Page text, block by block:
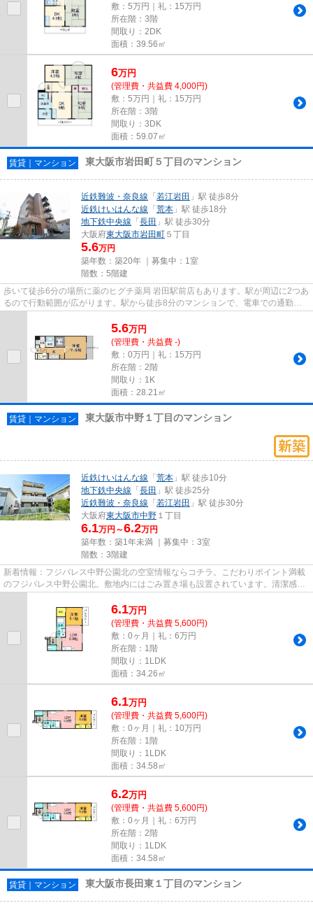
敷：5万円｜礼：15万円
所在階：3階
間取り：2DK
面積：39.56㎡
6万円
(管理費・共益費 4,000円)
敷：5万円｜礼：15万円
所在階：3階
間取り：3DK
面積：59.07㎡
賃貸｜マンション 東大阪市岩田町５丁目のマンション
近鉄難波・奈良線 「若江岩田 」駅 徒歩8分
近鉄けいはんな線 「荒本 」駅 徒歩18分
地下鉄中央線 「長田 」駅 徒歩30分
大阪府東大阪市岩田町 ５丁目
5.6万円
築年数：築20年 ｜募集中： 1室
階数：5階建
歩いて徒歩6分の場所に薬のヒグチ薬局 岩田駅前店もあります。駅が周辺に2つあ
るので行動範囲が広がります。駅から徒歩8分のマンションで、電車での通勤に
も便利な立地です。こちらの...
5.6万円
(管理費・共益費 -)
敷：0万円｜礼：15万円
所在階：2階
間取り：1K
面積：28.21㎡
賃貸｜マンション 東大阪市中野１丁目のマンション
近鉄けいはんな線 「荒本 」駅 徒歩10分
地下鉄中央線 「長田 」駅 徒歩25分
近鉄難波・奈良線 「若江岩田 」駅 徒歩30分
大阪府東大阪市中野 １丁目
6.1万円～6.2万円
築年数：築1年未満 ｜募集中： 3室
階数：3階建
新着情報：フジパレス中野公園北の空室情報ならコチラ。こだわりポイント満載
のフジパレス中野公園北。敷地内にはごみ置き場も設置されています。清潔感の
ある室内が魅力的な2026年築...
6.1万円
(管理費・共益費 5,600円)
敷：0ヶ月｜礼：6万円
所在階：1階
間取り：1LDK
面積：34.26㎡
6.1万円
(管理費・共益費 5,600円)
敷：0ヶ月｜礼：10万円
所在階：1階
間取り：1LDK
面積：34.58㎡
6.2万円
(管理費・共益費 5,600円)
敷：0ヶ月｜礼：6万円
所在階：2階
間取り：1LDK
面積：34.58㎡
賃貸｜マンション 東大阪市長田東１丁目のマンション